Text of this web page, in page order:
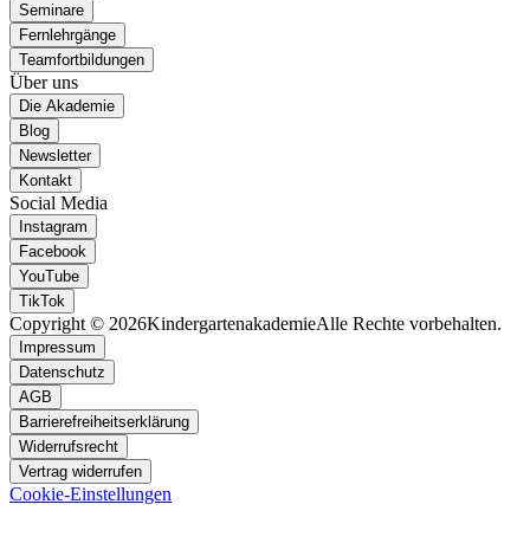
Seminare
Fernlehrgänge
Teamfortbildungen
Über uns
Die Akademie
Blog
Newsletter
Kontakt
Social Media
Instagram
Facebook
YouTube
TikTok
Copyright © 2026KindergartenakademieAlle Rechte vorbehalten.
Impressum
Datenschutz
AGB
Barrierefreiheitserklärung
Widerrufsrecht
Vertrag widerrufen
Cookie-Einstellungen